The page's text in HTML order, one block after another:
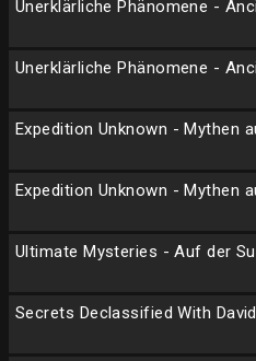
Unerklärliche Phänomene -
Unerklärliche Phänomene -
Expedition Unknown - Mythen
Expedition Unknown - Mythen
Ultimate Mysteries - Auf der
Secrets Declassified With